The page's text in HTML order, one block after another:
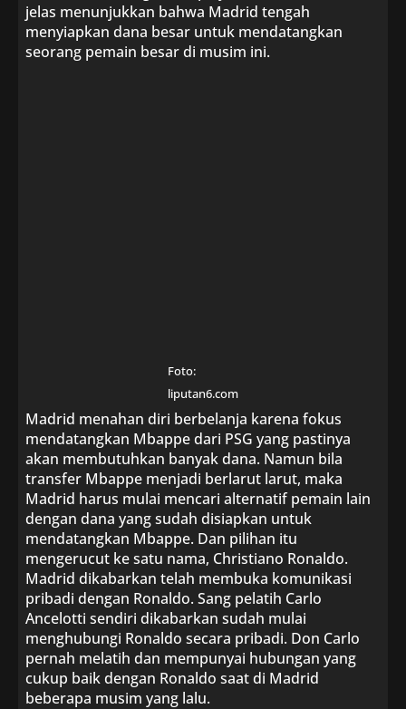
jelas menunjukkan bahwa Madrid tengah
menyiapkan dana besar untuk mendatangkan
seorang pemain besar di musim ini.
Foto:
liputan6.com
Madrid menahan diri berbelanja karena fokus
mendatangkan Mbappe dari PSG yang pastinya
akan membutuhkan banyak dana. Namun bila
transfer Mbappe menjadi berlarut larut, maka
Madrid harus mulai mencari alternatif pemain lain
dengan dana yang sudah disiapkan untuk
mendatangkan Mbappe. Dan pilihan itu
mengerucut ke satu nama, Christiano Ronaldo.
Madrid dikabarkan telah membuka komunikasi
pribadi dengan Ronaldo. Sang pelatih Carlo
Ancelotti sendiri dikabarkan sudah mulai
menghubungi Ronaldo secara pribadi. Don Carlo
pernah melatih dan mempunyai hubungan yang
cukup baik dengan Ronaldo saat di Madrid
beberapa musim yang lalu.